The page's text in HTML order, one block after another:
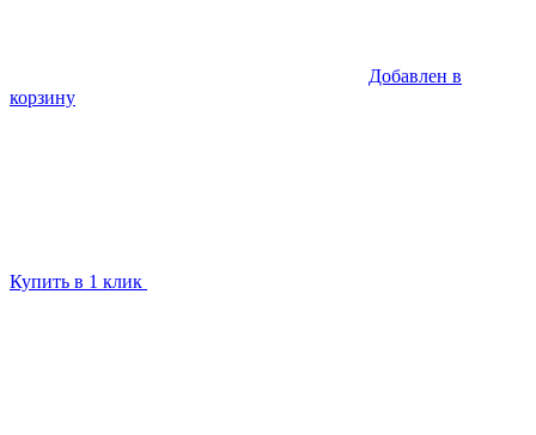
Добавлен в
корзину
Купить в 1 клик